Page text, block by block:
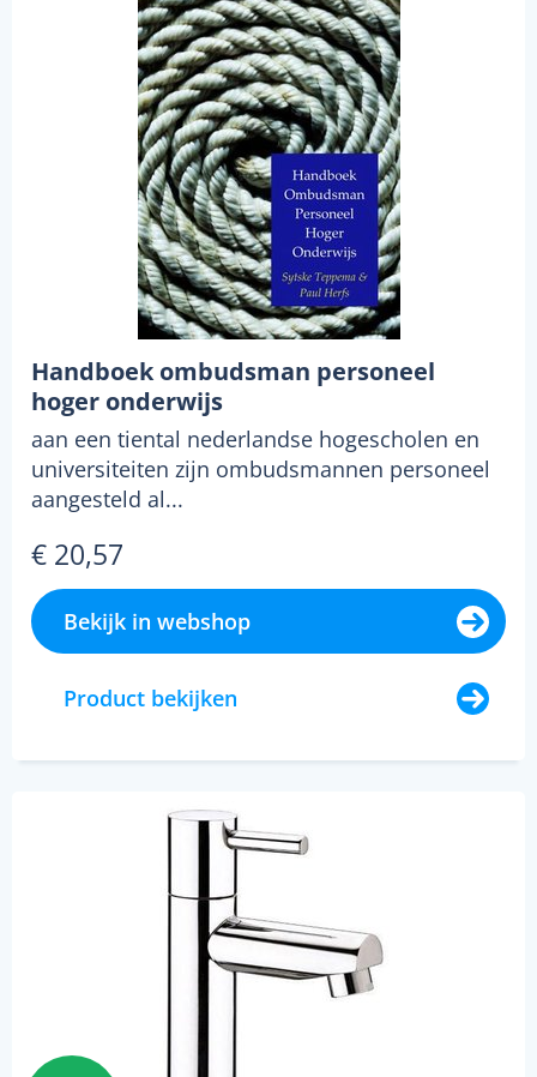
Handboek ombudsman personeel
hoger onderwijs
aan een tiental nederlandse hogescholen en
universiteiten zijn ombudsmannen personeel
aangesteld al...
€ 20,57
Bekijk in webshop
Product bekijken